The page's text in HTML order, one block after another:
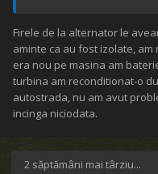
Firele de la alternator le
aminte ca au fost izolate,
era nou pe masina am
turbina am reconditionat-o
autostrada, nu am avut
incinga niciodata.
2 săptămâni mai târziu...